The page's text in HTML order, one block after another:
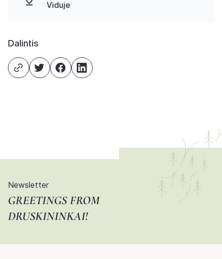
Viduje
Dalintis
Newsletter
GREETINGS FROM
DRUSKININKAI!